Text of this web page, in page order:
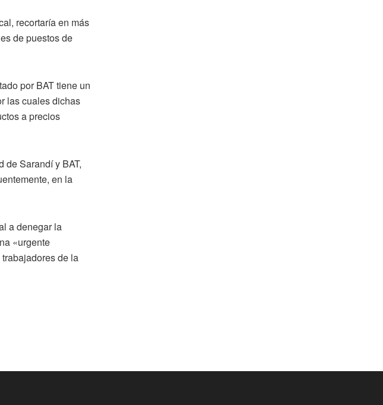
recortaría en más
de puestos de
por BAT tiene un
las cuales dichas
a precios
de Sarandí y BAT,
en la
a denegar la
«urgente
de la